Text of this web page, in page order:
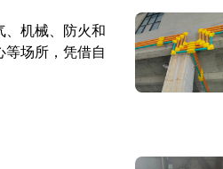
、机械、防火和
等场所，凭借自